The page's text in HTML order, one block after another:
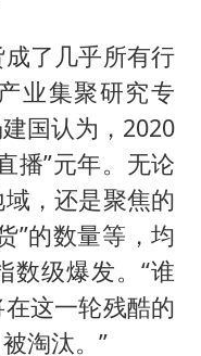
了几乎所有行
业集聚研究专
国认为，2020
播”元年。无论
，还是聚焦的
”的数量等，均
数级爆发。“谁
这一轮残酷的
淘汰。”